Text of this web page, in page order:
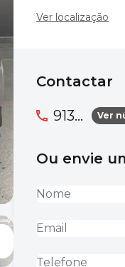
Ver localização
Contactar
913...
Ver
Ou envie